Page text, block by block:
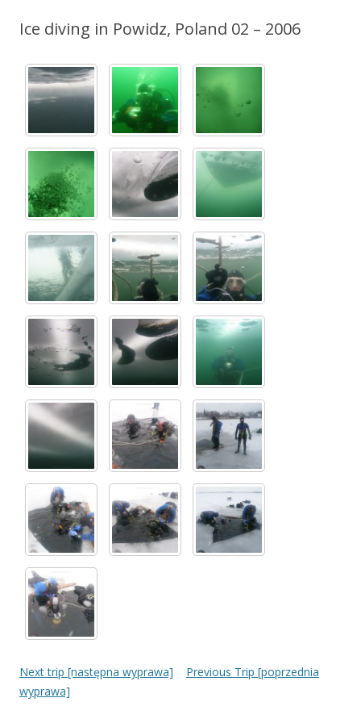
Ice diving in Powidz, Poland 02 – 2006
Next trip [następna wyprawa]
Previous Trip [poprzednia
wyprawa]